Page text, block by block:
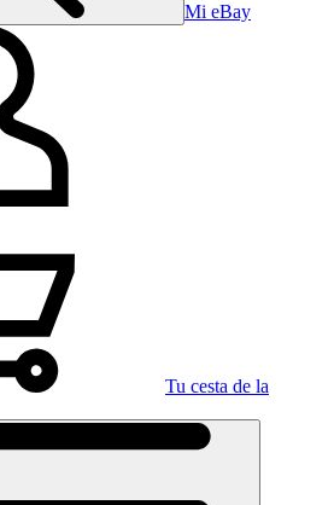
Mi eBay
Tu cesta de la